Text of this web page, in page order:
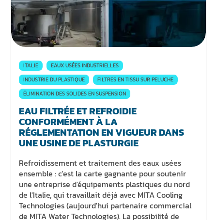
ITALIE
EAUX USÉES INDUSTRIELLES
INDUSTRIE DU PLASTIQUE
FILTRES EN TISSU SUR PELUCHE
ÉLIMINATION DES SOLIDES EN SUSPENSION
EAU FILTRÉE ET REFROIDIE
CONFORMÉMENT À LA
RÉGLEMENTATION EN VIGUEUR DANS
UNE USINE DE PLASTURGIE
Refroidissement et traitement des eaux usées
ensemble : c'est la carte gagnante pour soutenir
une entreprise d'équipements plastiques du nord
de l'Italie, qui travaillait déjà avec MITA Cooling
Technologies (aujourd'hui partenaire commercial
de MITA Water Technologies). La possibilité de